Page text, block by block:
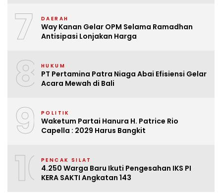
7 DAERAH
Way Kanan Gelar OPM Selama Ramadhan
Antisipasi Lonjakan Harga
8 HUKUM
PT Pertamina Patra Niaga Abai Efisiensi Gelar
Acara Mewah di Bali
9 POLITIK
Waketum Partai Hanura H. Patrice Rio
Capella : 2029 Harus Bangkit
10PENCAK SILAT
4.250 Warga Baru Ikuti Pengesahan IKS PI
KERA SAKTI Angkatan 143